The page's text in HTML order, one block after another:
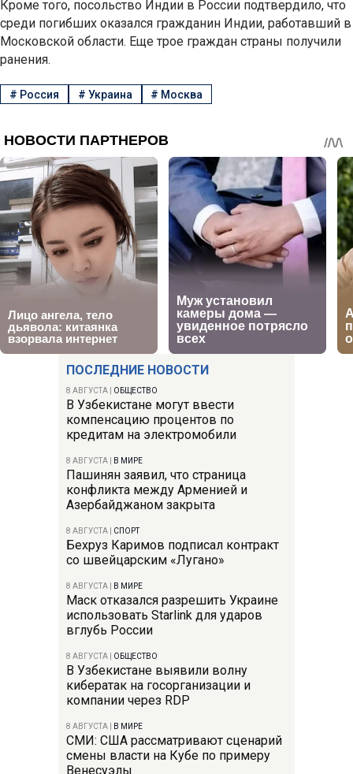
ПОСЛЕДНИЕ НОВОСТИ
8 АВГУСТА ОБЩЕСТВО
В Узбекистане могут ввести
компенсацию процентов по
кредитам на электромобили
8 АВГУСТА В МИРЕ
Пашинян заявил, что страница
конфликта между Арменией и
Азербайджаном закрыта
8 АВГУСТА СПОРТ
Бехруз Каримов подписал контракт
со швейцарским «Лугано»
8 АВГУСТА В МИРЕ
Маск отказался разрешить Украине
использовать Starlink для ударов
вглубь России
8 АВГУСТА ОБЩЕСТВО
В Узбекистане выявили волну
кибератак на госорганизации и
компании через RDP
8 АВГУСТА В МИРЕ
СМИ: США рассматривают сценарий
смены власти на Кубе по примеру
Венесуэлы
Кроме того, посольство Индии в России подтвердило, что
среди погибших оказался гражданин Индии, работавший в
Московской области. Еще трое граждан страны получили
ранения.
# Россия # Украина # Москва